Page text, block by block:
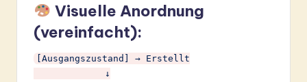
Visuelle Anordnung
(vereinfacht):
[Ausgangszustand] → Erstellt
             ↓